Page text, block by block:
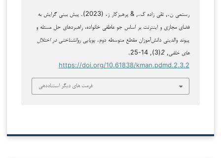
رستمی ن., تقی زاده ک., & پرهیزکار ز. (2023). پیش بینی گرایش به
فضای مجازی و اینترنت بر اساس جو عاطفی خانواده، راهبردهای حل مسئله و
پیوند والدینی دانش‌آموزان مقطع متوسطه دوم. پویایی روانشناختی در اختلال
های خلقی ,
2
(3), 14-25.
https://doi.org/10.61838/kman.pdmd.2.3.2
فرمت های دیگر استناددهی